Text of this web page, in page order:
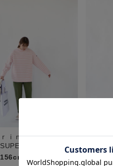
ｒｉｎｏ
SUPER SHOP 松江店
156cm